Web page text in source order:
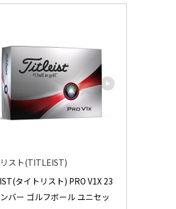
スト(TITLEIST)
タイトリスト) PRO V1X 23
バー ゴルフボール ユニセッ